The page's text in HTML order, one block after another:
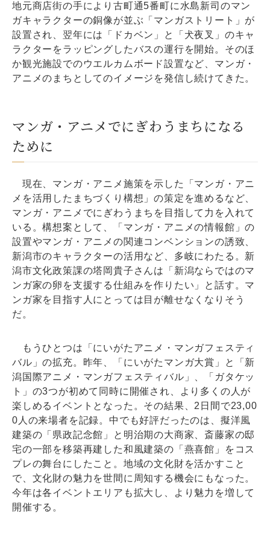
地元商店街の手により古町通5番町に水島新司のマン
ガキャラクターの銅像が並ぶ「マンガストリート」が
設置され、翌年には「ドカベン」と「犬夜叉」のキャ
ラクターをラッピングしたバスの運行を開始。そのほ
か観光施設でのウエルカムボード設置など、マンガ・
アニメのまちとしてのイメージを発信し続けてきた。
マンガ・アニメでにぎわうまちになる
ために
現在、マンガ・アニメ施策を示した「マンガ・アニ
メを活用したまちづくり構想」の策定を進めるなど、
マンガ・アニメでにぎわうまちを目指して力を入れて
いる。構想案として、「マンガ・アニメの情報館」の
設置やマンガ・アニメの関連コンベンションの誘致、
新潟市のキャラクターの活用など、多岐にわたる。新
潟市文化政策課の塔岡貴子さんは「新潟ならではのマ
ンガ家の卵を支援する仕組みを作りたい」と話す。マ
ンガ家を目指す人にとっては目が離せなくなりそう
だ。
もうひとつは「にいがたアニメ・マンガフェスティ
バル」の拡充。昨年、「にいがたマンガ大賞」と「新
潟国際アニメ・マンガフェスティバル」、「ガタケッ
ト」の3つが初めて同時に開催され、より多くの人が
楽しめるイベントとなった。その結果、2日間で23,00
0人の来場者を記録。中でも好評だったのは、擬洋風
建築の「県政記念館」と明治期の大商家、斎藤家の邸
宅の一部を移築再建した和風建築の「燕喜館」をコス
プレの舞台にしたこと。地域の文化財を活かすこと
で、文化財の魅力を世間に周知する機会にもなった。
今年は各イベントエリアも拡大し、より魅力を増して
開催する。